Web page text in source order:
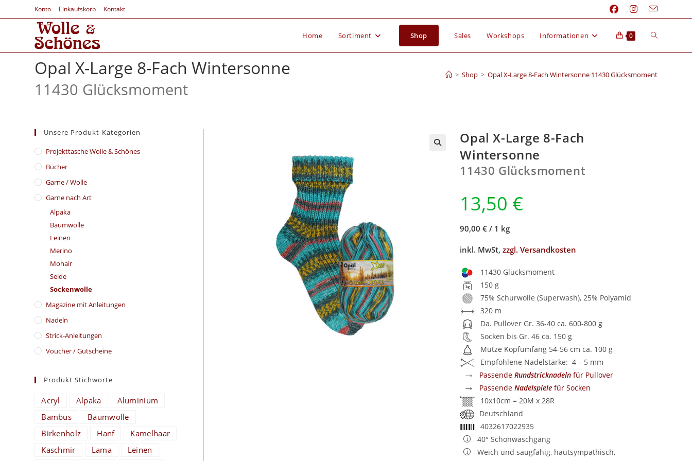
Konto Einkaufskorb Kontakt
Home Sortiment Shop Sales Workshops Informationen 0
Opal X-Large 8-Fach Wintersonne
11430 Glücksmoment
> Shop > Opal X-Large 8-Fach Wintersonne 11430 Glücksmoment
Opal X-Large 8-Fach
Wintersonne
11430 Glücksmoment
13,50 €
90,00 € / 1 kg
inkl. MwSt,zzgl. Versandkosten
11430 Glücksmoment
150 g
75% Schurwolle (Superwash), 25% Polyamid
320 m
Da. Pullover Gr. 36-40 ca. 600-800 g
Socken bis Gr. 46 ca. 150 g
Mütze Kopfumfang 54-56 cm ca. 100 g
Empfohlene Nadelstärke: 4 – 5 mm
→ PassendeRundstricknadeln für Pullover
→ PassendeNadelspiele für Socken
10x10cm = 20M x 28R
Deutschland
4032617022935
40° Schonwaschgang
Weich und saugfähig, hautsympathisch,
Unsere Produkt-Kategorien
​Projekttasche Wolle & Schönes
Bücher
Garne / Wolle
Garne nach Art
Alpaka
Baumwolle
Leinen
Merino
Mohair
Seide
Sockenwolle
Magazine mit Anleitungen
Nadeln
Strick-Anleitungen
Voucher / Gutscheine
Produkt Stichworte
Acryl Alpaka
Aluminium
Bambus
Baumwolle
Birkenholz
Hanf
Kamelhaar
Kaschmir
Lama
Leinen